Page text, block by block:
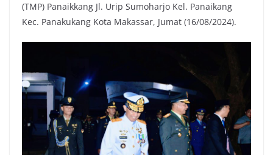
(TMP) Panaikkang Jl. Urip Sumoharjo Kel. Panaikang
Kec. Panakukang Kota Makassar, Jumat (16/08/2024).